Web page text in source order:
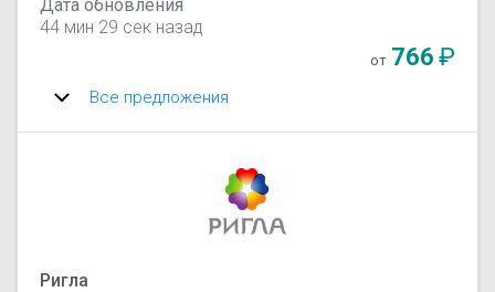
Дата обновления
44 мин 29 сек назад
от 766₽
Все предложения
Ригла